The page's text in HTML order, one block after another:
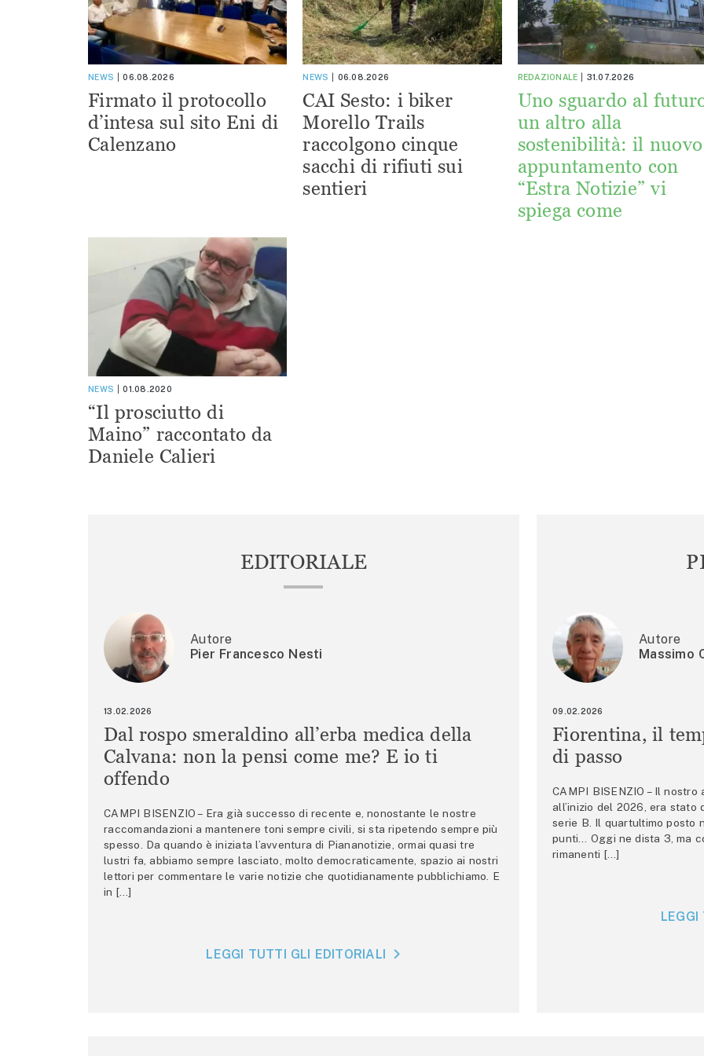
NEWS 06.08.2026
Firmato il protocollo
d’intesa sul sito Eni di
Calenzano
NEWS 06.08.2026
CAI Sesto: i biker
Morello Trails
raccolgono cinque
sacchi di rifiuti sui
sentieri
REDAZIONALE 31.07.2026
Uno sguardo al
un altro alla
sostenibilità: il nuovo
appuntamento con
“Estra Notizie” vi
spiega come
NEWS 01.08.2020
“Il prosciutto di
Maino” raccontato da
Daniele Calieri
EDITORIALE
Autore
Pier Francesco Nesti
13.02.2026
Dal rospo smeraldino all’erba medica della
Calvana: non la pensi come me? E io ti
offendo
CAMPI BISENZIO – Era già successo di recente e, nonostante le nostre
raccomandazioni a mantenere toni sempre civili, si sta ripetendo sempre più
spesso. Da quando è iniziata l’avventura di Piananotizie, ormai quasi tre
lustri fa, abbiamo sempre lasciato, molto democraticamente, spazio ai nostri
lettori per commentare le varie notizie che quotidianamente pubblichiamo. E
in […]
LEGGI TUTTI GLI EDITORIALI
Autore
Massimo
09.02.2026
Fiorentina, il
di passo
CAMPI BISENZIO – Il
all’inizio del 2026, era stato
serie B. Il quartultimo posto
punti… Oggi ne dista 3, ma
rimanenti […]